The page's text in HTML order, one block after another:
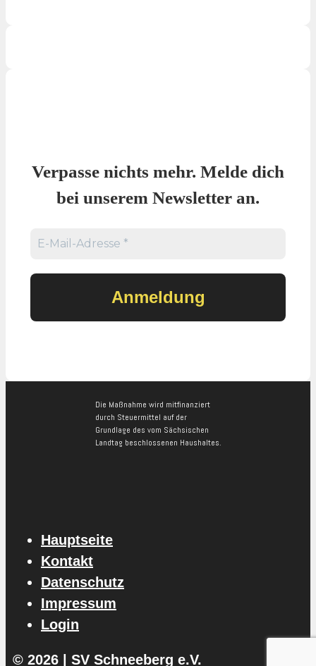
Verpasse nichts mehr. Melde dich
bei unserem Newsletter an.
Die Maßnahme wird mitfinanziert
durch Steuermittel auf der
Grundlage des vom Sächsischen
Landtag beschlossenen Haushaltes.
Hauptseite
Kontakt
Datenschutz
Impressum
Login
© 2026 | SV Schneeberg e.V.